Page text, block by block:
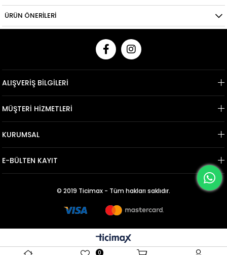
ÜRÜN ÖNERILERI
ALIŞVERİŞ BİLGİLERİ
MÜŞTERİ HİZMETLERİ
KURUMSAL
E-BÜLTEN KAYIT
© 2019 Ticimax - Tüm hakları saklıdır.
0